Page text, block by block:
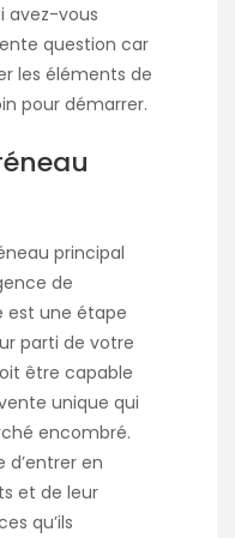
avez-vous
question car
les éléments de
pour démarrer.
principal
de
est une étape
parti de votre
être capable
unique qui
encombré.
d’entrer en
et de leur
qu’ils